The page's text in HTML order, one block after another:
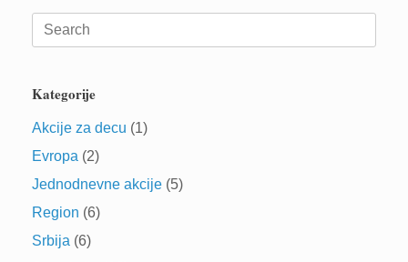
Search
for:
Kategorije
Akcije za decu (1)
Evropa (2)
Jednodnevne akcije (5)
Region (6)
Srbija (6)